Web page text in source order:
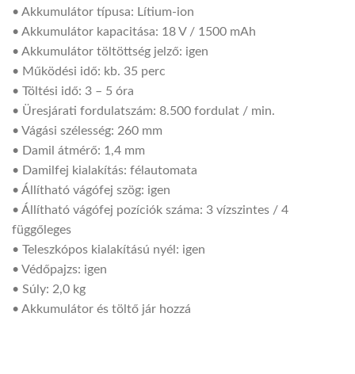
• Akkumulátor típusa: Lítium-ion
• Akkumulátor kapacitása: 18 V / 1500 mAh
• Akkumulátor töltöttség jelző: igen
• Működési idő: kb. 35 perc
• Töltési idő: 3 – 5 óra
• Üresjárati fordulatszám: 8.500 fordulat / min.
• Vágási szélesség: 260 mm
• Damil átmérő: 1,4 mm
• Damilfej kialakítás: félautomata
• Állítható vágófej szög: igen
• Állítható vágófej pozíciók száma: 3 vízszintes / 4
függőleges
• Teleszkópos kialakítású nyél: igen
• Védőpajzs: igen
• Súly: 2,0 kg
• Akkumulátor és töltő jár hozzá